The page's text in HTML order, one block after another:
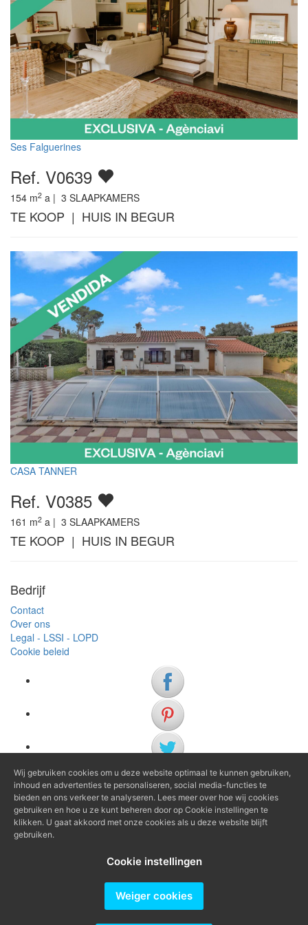
Ses Falguerines
Ref. V0639
154 m2 a | 3 SLAAPKAMERS
TE KOOP | HUIS IN BEGUR
CASA TANNER
Ref. V0385
161 m2 a | 3 SLAAPKAMERS
TE KOOP | HUIS IN BEGUR
Bedrijf
Contact
Over ons
Legal - LSSI - LOPD
Cookie beleid
(+34) 972 622 505
(+34) 638 983 816
Wij gebruiken cookies om u deze website optimaal te kunnen gebruiken,
inhoud en advertenties te personaliseren, social media-functies te
bieden en ons verkeer te analyseren. Lees meer over hoe wij cookies
gebruiken en hoe u ze kunt beheren door op Cookie instellingen te
klikken. U gaat akkoord met onze cookies als u deze website blijft
gebruiken.
Cookie instellingen
Weiger cookies